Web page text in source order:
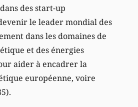
des start-up
le leader mondial des
dans les domaines de
et des énergies
aider à encadrer la
européenne, voire